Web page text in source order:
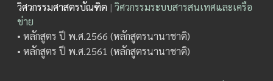
วิศวกรรมศาสตรบัณฑิต | วิศวกรรมระบบสารสนเทศและเครือ
ข่าย
• หลักสูตร ปี พ.ศ.2566 (หลักสูตรนานาชาติ)
• หลักสูตร ปี พ.ศ.2561 (หลักสูตรนานาชาติ)